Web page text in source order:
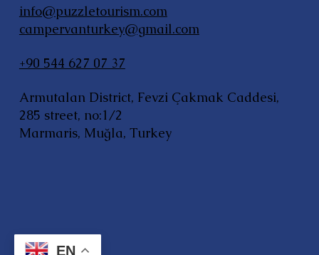
EN
info@puzzletourism.com
campervanturkey@gmail.com
+90 544 627 07 37
Armutalan District, Fevzi Çakmak Caddesi,
285 street, no:1/2
Marmaris, Muğla, Turkey